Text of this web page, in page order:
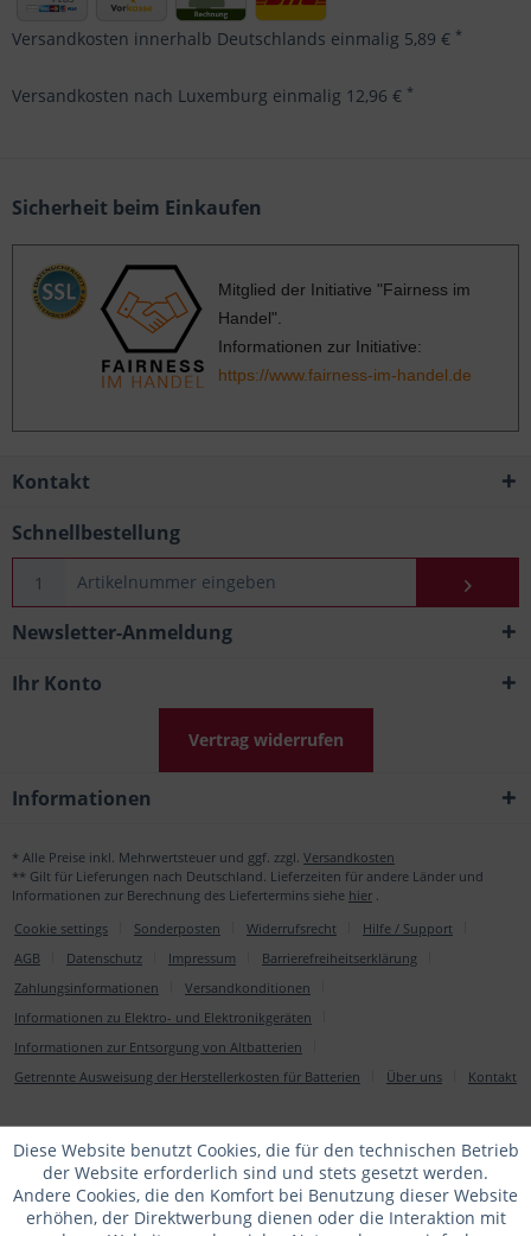
Versandkosten innerhalb Deutschlands einmalig 5,89 € *
Versandkosten nach Luxemburg einmalig 12,96 € *
Sicherheit beim Einkaufen
Mitglied der Initiative "Fairness im
Handel".
Informationen zur Initiative:
https://www.fairness-im-handel.de
Kontakt
Schnellbestellung
Newsletter-Anmeldung
Ihr Konto
Vertrag widerrufen
Informationen
* Alle Preise inkl. Mehrwertsteuer und ggf. zzgl. Versandkosten
** Gilt für Lieferungen nach Deutschland. Lieferzeiten für andere Länder und
Informationen zur Berechnung des Liefertermins siehe hier
Cookie settings
Sonderposten Widerrufsrecht
Hilfe / Support
AGB
Datenschutz Impressum
Barrierefreiheitserklärung
Zahlungsinformationen
Versandkonditionen
Informationen zu Elektro- und Elektronikgeräten
Informationen zur Entsorgung von Altbatterien
Getrennte Ausweisung der Herstellerkosten für Batterien
Über uns Kontakt
Diese Website benutzt Cookies, die für den technischen Betrieb
der Website erforderlich sind und stets gesetzt werden.
Andere Cookies, die den Komfort bei Benutzung dieser Website
erhöhen, der Direktwerbung dienen oder die Interaktion mit